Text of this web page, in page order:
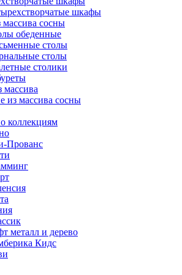
шкафы
сосны
обеденные
столы
столы
столики
массива
из массива сосны
коллекциям
Прованс
металл и дерево
Кидс